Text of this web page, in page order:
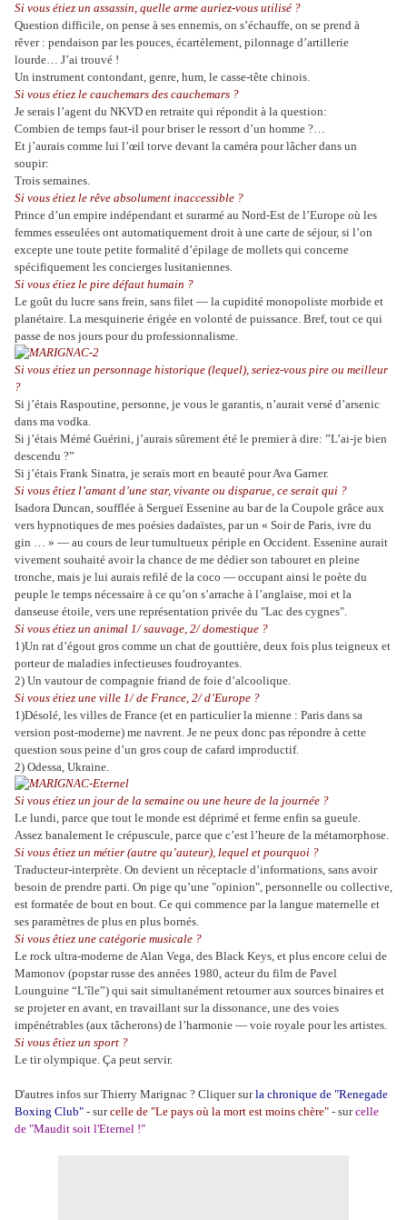
Si vous étiez un assassin, quelle arme auriez-vous utilisé ?
Question difficile, on pense à ses ennemis, on s’échauffe, on se prend à
rêver : pendaison par les pouces, écartèlement, pilonnage d’artillerie
lourde… J’ai trouvé !
Un instrument contondant, genre, hum, le casse-tête chinois.
Si vous étiez le cauchemars des cauchemars ?
Je serais l’agent du NKVD en retraite qui répondit à la question:
Combien de temps faut-il pour briser le ressort d’un homme ?…
Et j’aurais comme lui l’œil torve devant la caméra pour lâcher dans un
soupir:
Trois semaines.
Si vous étiez le rêve absolument inaccessible ?
Prince d’un empire indépendant et surarmé au Nord-Est de l’Europe où les
femmes esseulées ont automatiquement droit à une carte de séjour, si l’on
excepte une toute petite formalité d’épilage de mollets qui concerne
spécifiquement les concierges lusitaniennes.
Si vous étiez le pire défaut humain ?
Le goût du lucre sans frein, sans filet ― la cupidité monopoliste morbide et
planétaire. La mesquinerie érigée en volonté de puissance. Bref, tout ce qui
passe de nos jours pour du professionnalisme.
Si vous étiez un personnage historique (lequel), seriez-vous pire ou meilleur
?
Si j’étais Raspoutine, personne, je vous le garantis, n’aurait versé d’arsenic
dans ma vodka.
Si j’étais Mémé Guérini, j’aurais sûrement été le premier à dire: ”L’ai-je bien
descendu ?”
Si j’étais Frank Sinatra, je serais mort en beauté pour Ava Garner.
Si vous êtiez l’amant d’une star, vivante ou disparue, ce serait qui ?
Isadora Duncan, soufflée à Sergueï Essenine au bar de la Coupole grâce aux
vers hypnotiques de mes poésies dadaïstes, par un « Soir de Paris, ivre du
gin … » ― au cours de leur tumultueux périple en Occident. Essenine aurait
vivement souhaité avoir la chance de me dédier son tabouret en pleine
tronche, mais je lui aurais refilé de la coco ― occupant ainsi le poète du
peuple le temps nécessaire à ce qu’on s’arrache à l’anglaise, moi et la
danseuse étoile, vers une représentation privée du "Lac des cygnes".
Si vous étiez un animal 1/ sauvage, 2/ domestique ?
1)Un rat d’égout gros comme un chat de gouttière, deux fois plus teigneux et
porteur de maladies infectieuses foudroyantes.
2) Un vautour de compagnie friand de foie d’alcoolique.
Si vous étiez une ville 1/ de France, 2/ d’Europe ?
1)Désolé, les villes de France (et en particulier la mienne : Paris dans sa
version post-moderne) me navrent. Je ne peux donc pas répondre à cette
question sous peine d’un gros coup de cafard improductif.
2) Odessa, Ukraine.
Si vous étiez un jour de la semaine ou une heure de la journée ?
Le lundi, parce que tout le monde est déprimé et ferme enfin sa gueule.
Assez banalement le crépuscule, parce que c’est l’heure de la métamorphose.
Si vous êtiez un métier (autre qu’auteur), lequel et pourquoi ?
Traducteur-interprète. On devient un réceptacle d’informations, sans avoir
besoin de prendre parti. On pige qu’une "opinion", personnelle ou collective,
est formatée de bout en bout. Ce qui commence par la langue maternelle et
ses paramètres de plus en plus bornés.
Si vous êtiez une catégorie musicale ?
Le rock ultra-moderne de Alan Vega, des Black Keys, et plus encore celui de
Mamonov (popstar russe des années 1980, acteur du film de Pavel
Lounguine “L’île”) qui sait simultanément retourner aux sources binaires et
se projeter en avant, en travaillant sur la dissonance, une des voies
impénétrables (aux tâcherons) de l’harmonie ― voie royale pour les artistes.
Si vous êtiez un sport ?
Le tir olympique. Ça peut servir.
D'autres infos sur Thierry Marignac ? Cliquer surla chronique de "Renegade
Boxing Club" - surcelle de "Le pays où la mort est moins chère" - surcelle
de "Maudit soit l'Eternel !"